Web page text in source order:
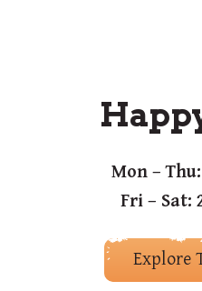
Mon –
Fri – Sat:
Explore